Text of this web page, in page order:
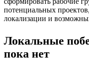
потенциальных
локализации и
Локальные
пока нет